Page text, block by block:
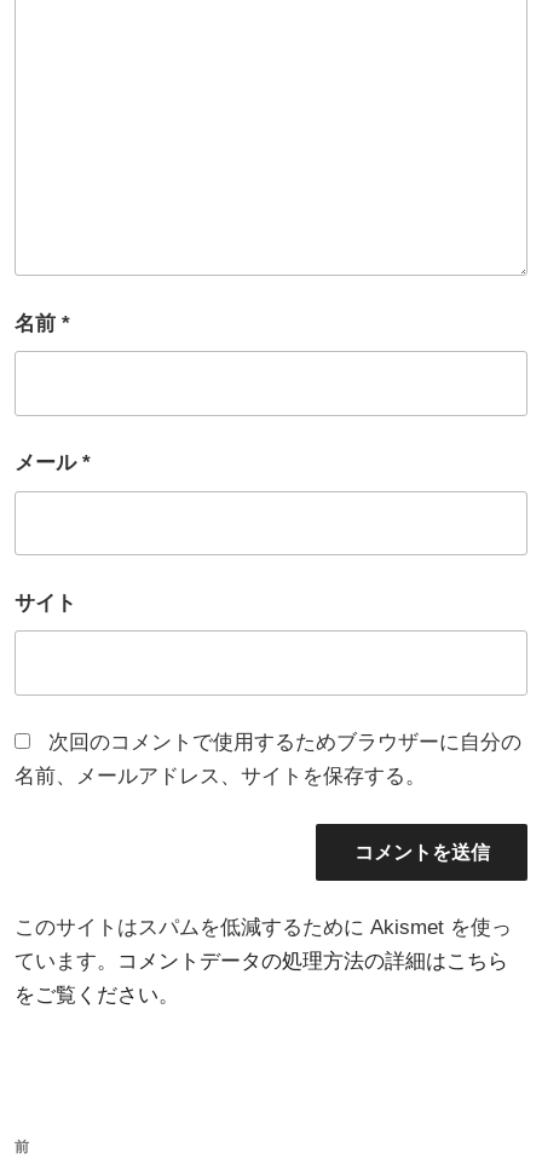
名前 *
メール *
サイト
次回のコメントで使用するためブラウザーに自分の
名前、メールアドレス、サイトを保存する。
このサイトはスパムを低減するために Akismet を使っ
ています。
コメントデータの処理方法の詳細はこちら
をご覧ください。
投
過
前